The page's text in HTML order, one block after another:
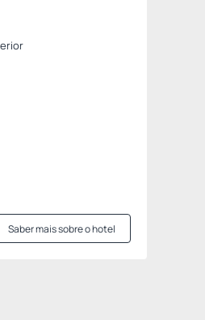
Saber mais sobre o hotel